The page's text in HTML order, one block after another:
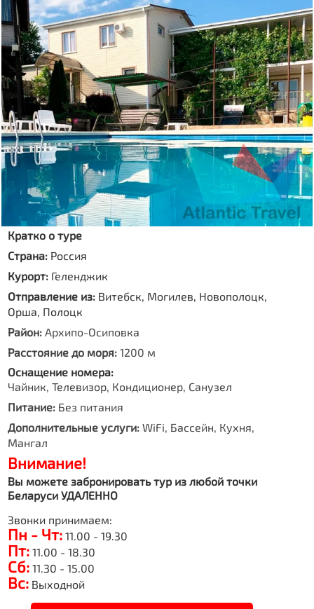
Кратко о туре
Страна: Россия
Курорт: Геленджик
Отправление из: Витебск, Могилев, Новополоцк,
Орша, Полоцк
Район: Архипо-Осиповка
Расстояние до моря: 1200 м
Оснащение номера:
Чайник, Телевизор, Кондиционер, Санузел
Питание: Без питания
Дополнительные услуги: WiFi, Бассейн, Кухня,
Мангал
Внимание!
Вы можете забронировать тур из любой точки
Беларуси УДАЛЕННО
Звонки принимаем:
Пн - Чт: 11.00 - 19.30
Пт: 11.00 - 18.30
Сб: 11.30 - 15.00
Вс: Выходной